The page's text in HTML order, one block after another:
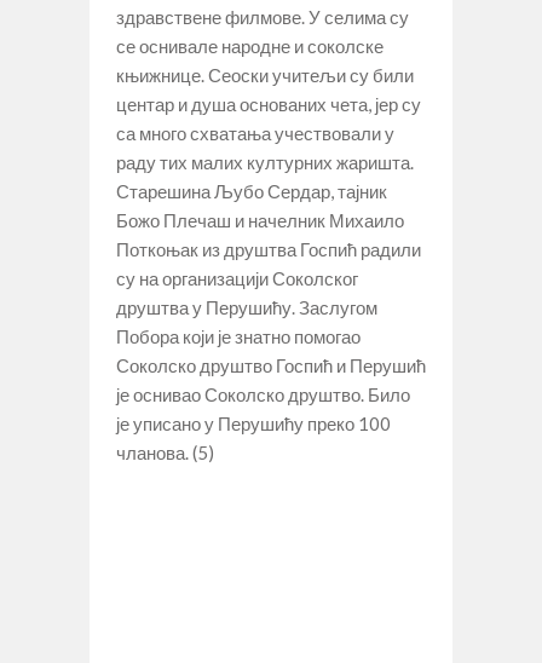
здравствене филмове. У селима су
се оснивале народне и соколске
књижнице. Сеоски учитељи су били
центар и душа основаних чета, јер су
са много схватања учествовали у
раду тих малих културних жаришта.
Старешина Љубо Сердар, тајник
Божо Плечаш и начелник Михаило
Поткоњак из друштва Госпић радили
су на организацији Соколског
друштва у Перушићу. Заслугом
Побора који је знатно помогао
Соколско друштво Госпић и Перушић
је оснивао Соколско друштво. Било
је уписано у Перушићу преко 100
чланова. (5)